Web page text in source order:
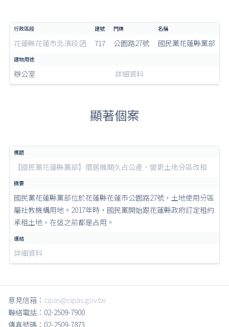
花蓮縣花蓮市北濱段 717 公園路27號 國民黨花蓮縣黨部
辦公室 詳細資料
顯著個案
【國民黨花蓮縣黨部】僭居機關久占公產、變更土地分區改租
國民黨花蓮縣黨部位於花蓮縣花蓮市公園路27號，土地使用分區
屬社教機構用地。2017年時，國民黨開始跟花蓮縣政府訂定租約
承租土地，在這之前都是占用。
詳細資料
意見信箱： cipas@cipas.gov.tw
聯絡電話：02-2509-7900
傳真號碼：02-2509-7873